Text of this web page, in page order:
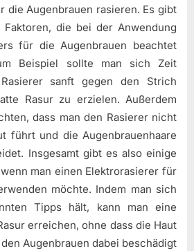
die Augenbrauen rasieren. Es gibt
die bei der Anwendung
für die Augenbrauen beachtet
Beispiel sollte man sich Zeit
sanft gegen den Strich
Rasur zu erzielen. Außerdem
dass man den Rasierer nicht
führt und die Augenbrauenhaare
Insgesamt gibt es also einige
man einen Elektrorasierer für
möchte. Indem man sich
Tipps hält, kann man eine
erreichen, ohne dass die Haut
Augenbrauen dabei beschädigt